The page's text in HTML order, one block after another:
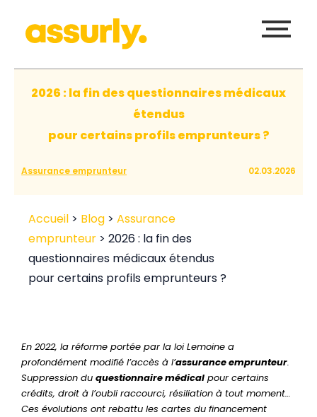
2026 : la fin des questionnaires médicaux
étendus
pour certains profils emprunteurs ?
Assurance emprunteur 02.03.2026
Accueil > Blog > Assurance
emprunteur > 2026 : la fin des
questionnaires médicaux étendus
pour certains profils emprunteurs ?
En 2022, la réforme portée par la loi Lemoine a
profondément modifié l’accès à l’assurance emprunteur.
Suppression du questionnaire médical pour certains
crédits, droit à l’oubli raccourci, résiliation à tout moment…
Ces évolutions ont rebattu les cartes du financement